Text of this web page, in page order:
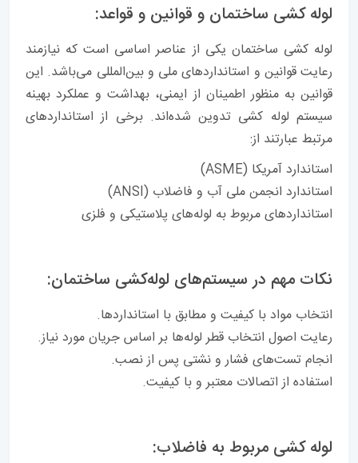
لوله کشی ساختمان و قوانین و قواعد:
لوله کشی ساختمان یکی از عناصر اساسی است که نیازمند
رعایت قوانین و استانداردهای ملی و بین‌المللی می‌باشد. این
قوانین به منظور اطمینان از ایمنی، بهداشت و عملکرد بهینه
سیستم لوله کشی تدوین شده‌اند. برخی از استانداردهای
مرتبط عبارتند از:
استاندارد آمریکا (ASME)
استاندارد انجمن ملی آب و فاضلاب (ANSI)
استانداردهای مربوط به لوله‌های پلاستیکی و فلزی
نکات مهم در سیستم‌های لوله‌کشی ساختمان:
انتخاب مواد با کیفیت و مطابق با استانداردها.
رعایت اصول انتخاب قطر لوله‌ها بر اساس جریان مورد نیاز.
انجام تست‌های فشار و نشتی پس از نصب.
استفاده از اتصالات معتبر و با کیفیت.
لوله کشی مربوط به فاضلاب: